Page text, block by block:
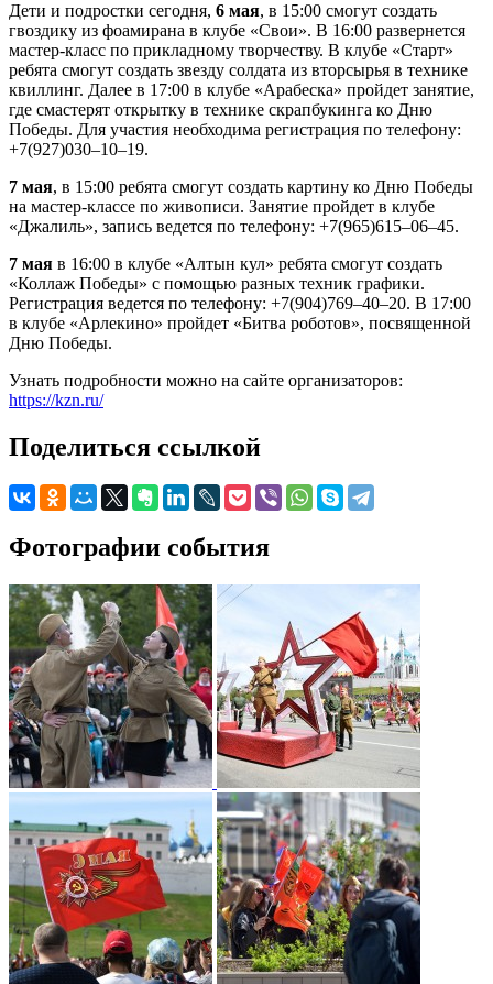
Дети и подростки сегодня, 6 мая, в 15:00 смогут создать
гвоздику из фоамирана в клубе «Свои». В 16:00 развернется
мастер-класс по прикладному творчеству. В клубе «Старт»
ребята смогут создать звезду солдата из вторсырья в технике
квиллинг. Далее в 17:00 в клубе «Арабеска» пройдет занятие,
где смастерят открытку в технике скрапбукинга ко Дню
Победы. Для участия необходима регистрация по телефону:
+7(927)030–10–19.
7 мая, в 15:00 ребята смогут создать картину ко Дню Победы
на мастер-классе по живописи. Занятие пройдет в клубе
«Джалиль», запись ведется по телефону: +7(965)615–06–45.
7 мая в 16:00 в клубе «Алтын кул» ребята смогут создать
«Коллаж Победы» с помощью разных техник графики.
Регистрация ведется по телефону: +7(904)769–40–20. В 17:00
в клубе «Арлекино» пройдет «Битва роботов», посвященной
Дню Победы.
Узнать подробности можно на сайте организаторов:
https://kzn.ru/
Поделиться ссылкой
Фотографии события